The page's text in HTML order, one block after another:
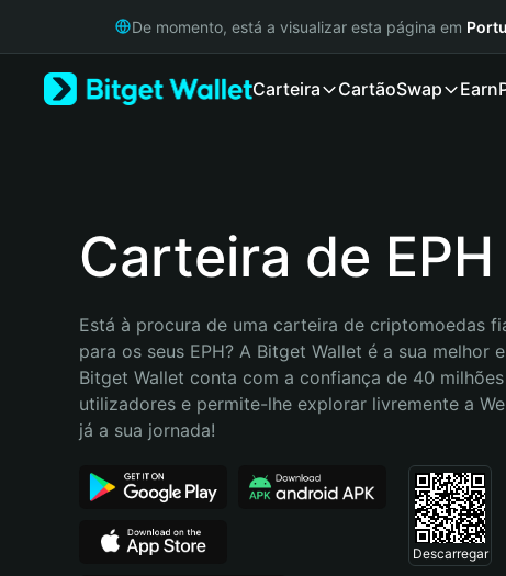
Русский
Bahasa Indonesia
Español (Argentina)
De momento, está a visualizar esta página em
Carteira CartãoSwap Earn
Carteira de EPH
Está à procura de uma carteira de criptomoedas
para os seus EPH? A Bitget Wallet é a sua melhor
Bitget Wallet conta com a confiança de 40
utilizadores e permite-lhe explorar livremente a
já a sua jornada!
Descarregar